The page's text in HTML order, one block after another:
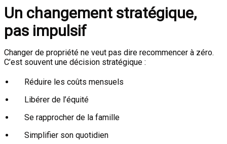
Un changement stratégique,
pas impulsif
Changer de propriété ne veut pas dire recommencer à zéro.
C’est souvent une décision stratégique :
Réduire les coûts mensuels
Libérer de l’équité
Se rapprocher de la famille
Simplifier son quotidien